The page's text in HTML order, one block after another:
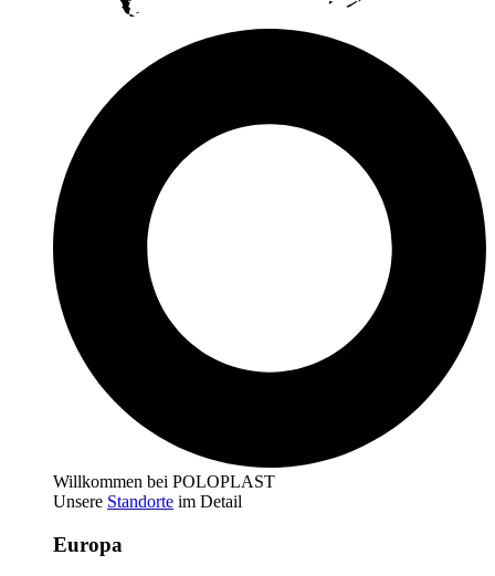
Willkommen bei POLOPLAST
Unsere Standorte im Detail
Europa